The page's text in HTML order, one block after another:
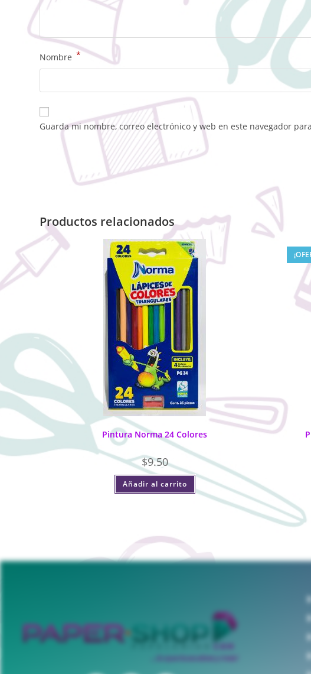
Nombre *
Guarda mi nombre, correo electrónico y web en este navegador
Productos relacionados
Pintura Norma 24 Colores
$9.50
Añadir al carrito